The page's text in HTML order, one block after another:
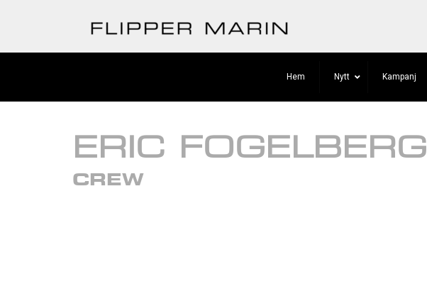
Hem Nytt Kampanj
ERIC FOGELBERG
CREW